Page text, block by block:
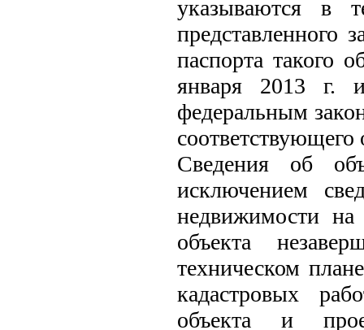
указываются в
представленного
паспорта такого
января 2013 г.
федеральным
соответствующего
Сведения об
исключением
недвижимости на
объекта
техническом
кадастровых
объекта и